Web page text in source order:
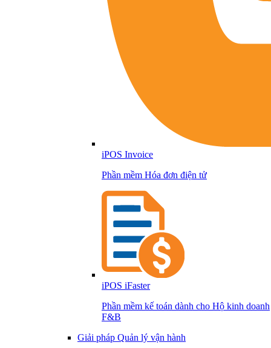
iPOS Invoice
Phần mềm Hóa đơn điện tử
iPOS iFaster
Phần mềm kế toán dành cho Hộ kinh doanh
F&B
Giải pháp Quản lý vận hành